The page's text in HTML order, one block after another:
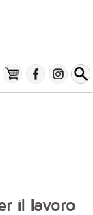
il lavoro